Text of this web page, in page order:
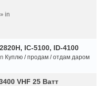
in
IC-5100, ID-4100
Куплю / продам / отдам даром
VHF 25 Ватт